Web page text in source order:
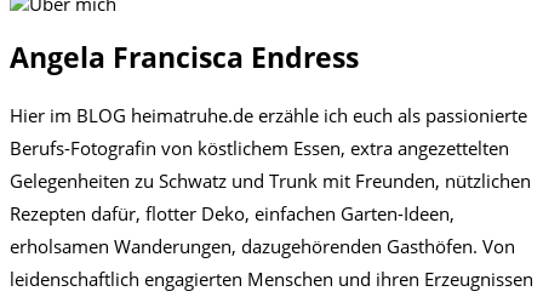
Angela Francisca Endress
Hier im BLOG heimatruhe.de erzähle ich euch als passionierte
Berufs-Fotografin von köstlichem Essen, extra angezettelten
Gelegenheiten zu Schwatz und Trunk mit Freunden, nützlichen
Rezepten dafür, flotter Deko, einfachen Garten-Ideen,
erholsamen Wanderungen, dazugehörenden Gasthöfen. Von
leidenschaftlich engagierten Menschen und ihren Erzeugnissen